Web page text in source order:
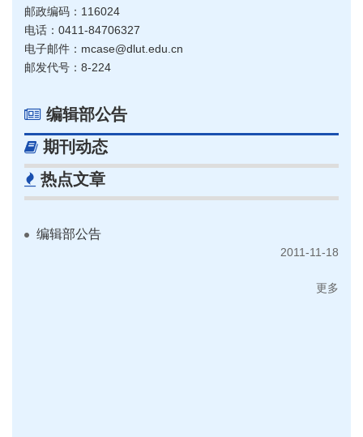
邮政编码：116024
电话：0411-84706327
电子邮件：mcase@dlut.edu.cn
邮发代号：8-224
编辑部公告
期刊动态
热点文章
编辑部公告
2011-11-18
更多